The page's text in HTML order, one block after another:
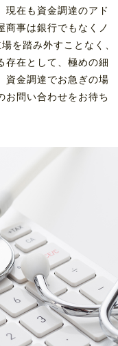
現在も資金調達のアド
商事は銀行でもなくノ
を踏み外すことなく、
存在として、極めの細
資金調達でお急ぎの場
お問い合わせをお待ち